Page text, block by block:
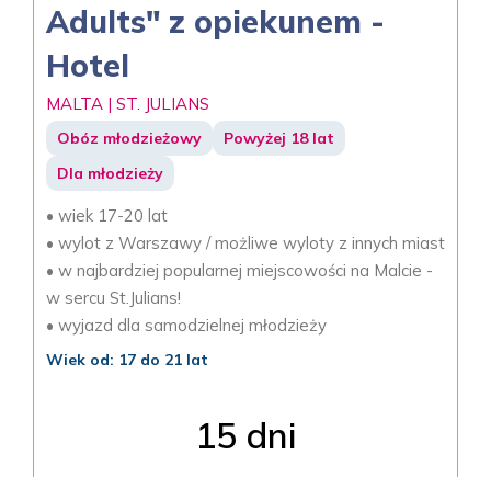
Adults" z opiekunem -
Hotel
MALTA | ST. JULIANS
Obóz młodzieżowy
Powyżej 18 lat
Dla młodzieży
• wiek 17-20 lat
• wylot z Warszawy / możliwe wyloty z innych miast
• w najbardziej popularnej miejscowości na Malcie -
w sercu St.Julians!
• wyjazd dla samodzielnej młodzieży
Wiek od: 17 do 21 lat
15 dni